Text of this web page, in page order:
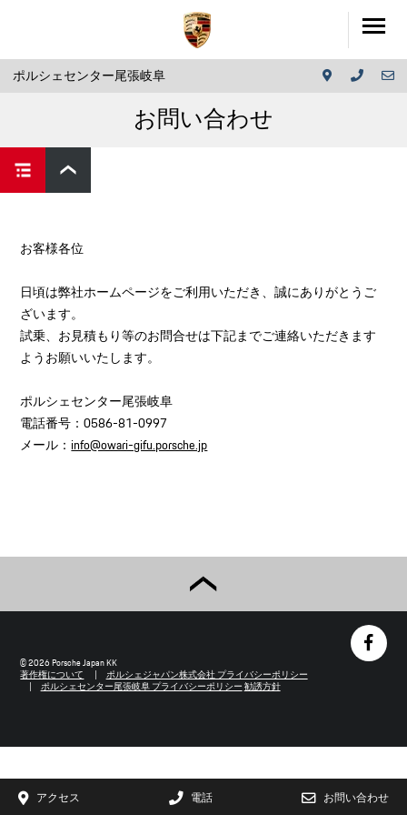
ポルシェセンター尾張岐阜
お問い合わせ
お客様各位
日頃は弊社ホームページをご利用いただき、誠にありがとうご
ざいます。
試乗、お見積もり等のお問合せは下記までご連絡いただきます
ようお願いいたします。
ポルシェセンター尾張岐阜
電話番号：0586-81-0997
メール： info@owari-gifu.porsche.jp
© 2026 Porsche Japan KK
著作権について
ポルシェジャパン株式会社 プライバシーポリシー
ポルシェセンター尾張岐阜 プライバシーポリシー 勧誘方針
アクセス 電話 お問い合わせ